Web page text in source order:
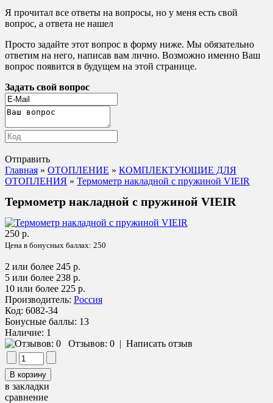
Я прочитал все ответы на вопросы, но у меня есть свой
вопрос, а ответа не нашел
Просто задайте этот вопрос в форму ниже. Мы обязательно
ответим на него, написав вам лично. Возможно именно Ваш
вопрос появится в будущем на этой странице.
Задать свой вопрос
Отправить
Главная » ОТОПЛЕНИЕ » КОМПЛЕКТУЮЩИЕ ДЛЯ
ОТОПЛЕНИЯ » Термометр накладной с пружиной VIEIR
Термометр накладной с пружиной VIEIR
250 р.
Цена в бонусных баллах: 250
2 или более 245 р.
5 или более 238 р.
10 или более 225 р.
Производитель: Россия
Код: 6082-34
Бонусные баллы: 13
Наличие: 1
Отзывов: 0 | Написать отзыв
в закладки
сравнение